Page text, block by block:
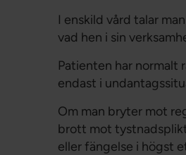
I enskild vård talar
vad hen i sin
Patienten har normalt
endast i
Om man bryter mot
brott mot
eller fängelse i högst